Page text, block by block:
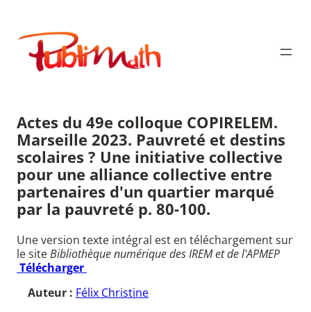
contenu
Publimath
Actes du 49e colloque COPIRELEM.
Marseille 2023. Pauvreté et destins
scolaires ? Une initiative collective
pour une alliance collective entre
partenaires d'un quartier marqué
par la pauvreté p. 80-100.
Une version texte intégral est en téléchargement sur
le siteBibliothèque numérique des IREM et de l'APMEP
Télécharger
Auteur : Félix Christine